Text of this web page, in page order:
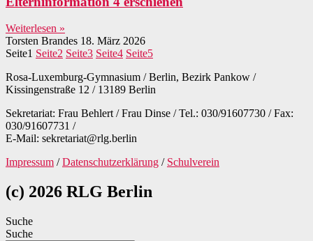
Weiterlesen »
Torsten Brandes 18. März 2026
Seite1 Seite2 Seite3 Seite4 Seite5
Rosa-Luxemburg-Gymnasium / Berlin, Bezirk Pankow /
Kissingenstraße 12 / 13189 Berlin
Sekretariat: Frau Behlert / Frau Dinse / Tel.: 030/91607730 / Fax:
030/91607731 /
E-Mail: sekretariat@rlg.berlin
Impressum /Datenschutzerklärung / Schulverein
(c) 2026 RLG Berlin
Suche
Suche